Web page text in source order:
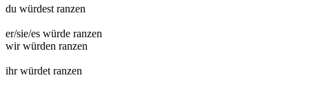
du würdestranzen
er/sie/es würde ranzen
wir würden ranzen
ihr würdetranzen